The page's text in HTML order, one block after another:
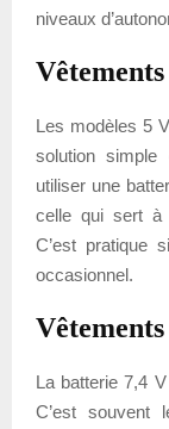
niveaux
Les modèles 5
solution simple
utiliser une
celle qui sert à
C’est pratique
occasionnel.
La batterie 7,4
C’est souvent